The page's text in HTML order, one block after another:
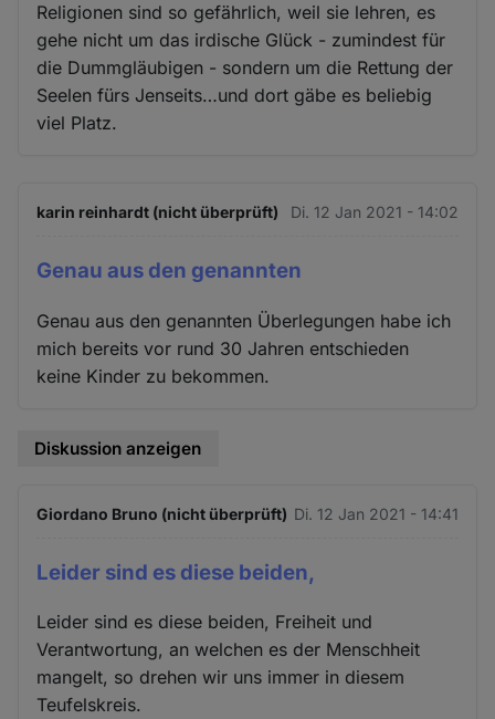
Religionen sind so gefährlich, weil sie lehren, es
gehe nicht um das irdische Glück - zumindest für
die Dummgläubigen - sondern um die Rettung der
Seelen fürs Jenseits…und dort gäbe es beliebig
viel Platz.
karin reinhardt (nicht überprüft) Di. 12 Jan 2021 - 14:02
Genau aus den genannten
Genau aus den genannten Überlegungen habe ich
mich bereits vor rund 30 Jahren entschieden
keine Kinder zu bekommen.
Diskussion anzeigen
Giordano Bruno (nicht überprüft) Di. 12 Jan 2021 - 14:41
Leider sind es diese beiden,
Leider sind es diese beiden, Freiheit und
Verantwortung, an welchen es der Menschheit
mangelt, so drehen wir uns immer in diesem
Teufelskreis.